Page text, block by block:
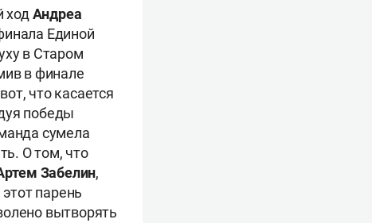
ходАндреа
Единой
в Старом
в финале
что касается
победы
сумела
О том, что
Забелин,
парень
вытворять